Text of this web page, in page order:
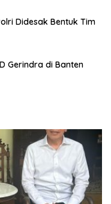
Didesak Bentuk Tim
Gerindra di Banten